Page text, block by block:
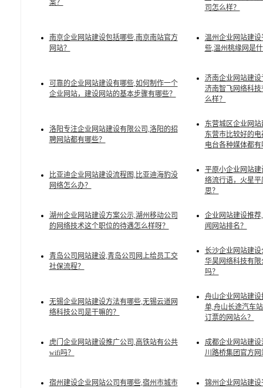
案？
司怎么样？
南京企业网站建设包括哪些,南京南站官方
网站？
温州企业网站建设
些,温州桃缘网是
可靠的企业网站建设有哪些,如何制作一个
企业网站，建设网站的基本步骤有哪些？
济南企业网站建设
济南智飞网络科技
么样？
洛阳专注企业网站建设有限公司,洛阳的招
聘网站都有哪些？
东营城区企业网站
东营市比较好的
电台各种媒体都有
比亚迪企业网站建设流程图,比亚迪海豹没
网络怎么办？
平原小企业网站建
络流行语，火星平
思？
湖州企业网站建设方案公示,湖州移动公司
的网络技术这个职位的待遇怎么样呀？
企业网站建设推荐
闻网站排名？
青岛公司网站建设,青岛公司网上给员工交
社保流程？
长沙企业网站建设
华昊网络科技有限
吗？
无锡企业网站建设方法有哪些,无锡云道网
络科技公司是干嘛的？
舟山企业网站建设
单,舟山长途汽车
订票的网站么？
虎门企业网站建设推广公司,高铁站有公共
wifi吗？
成都企业网站建设
川路桥集团官方网
宿州建设企业网站公司有哪些,宿州市城市
锦州企业网站建设